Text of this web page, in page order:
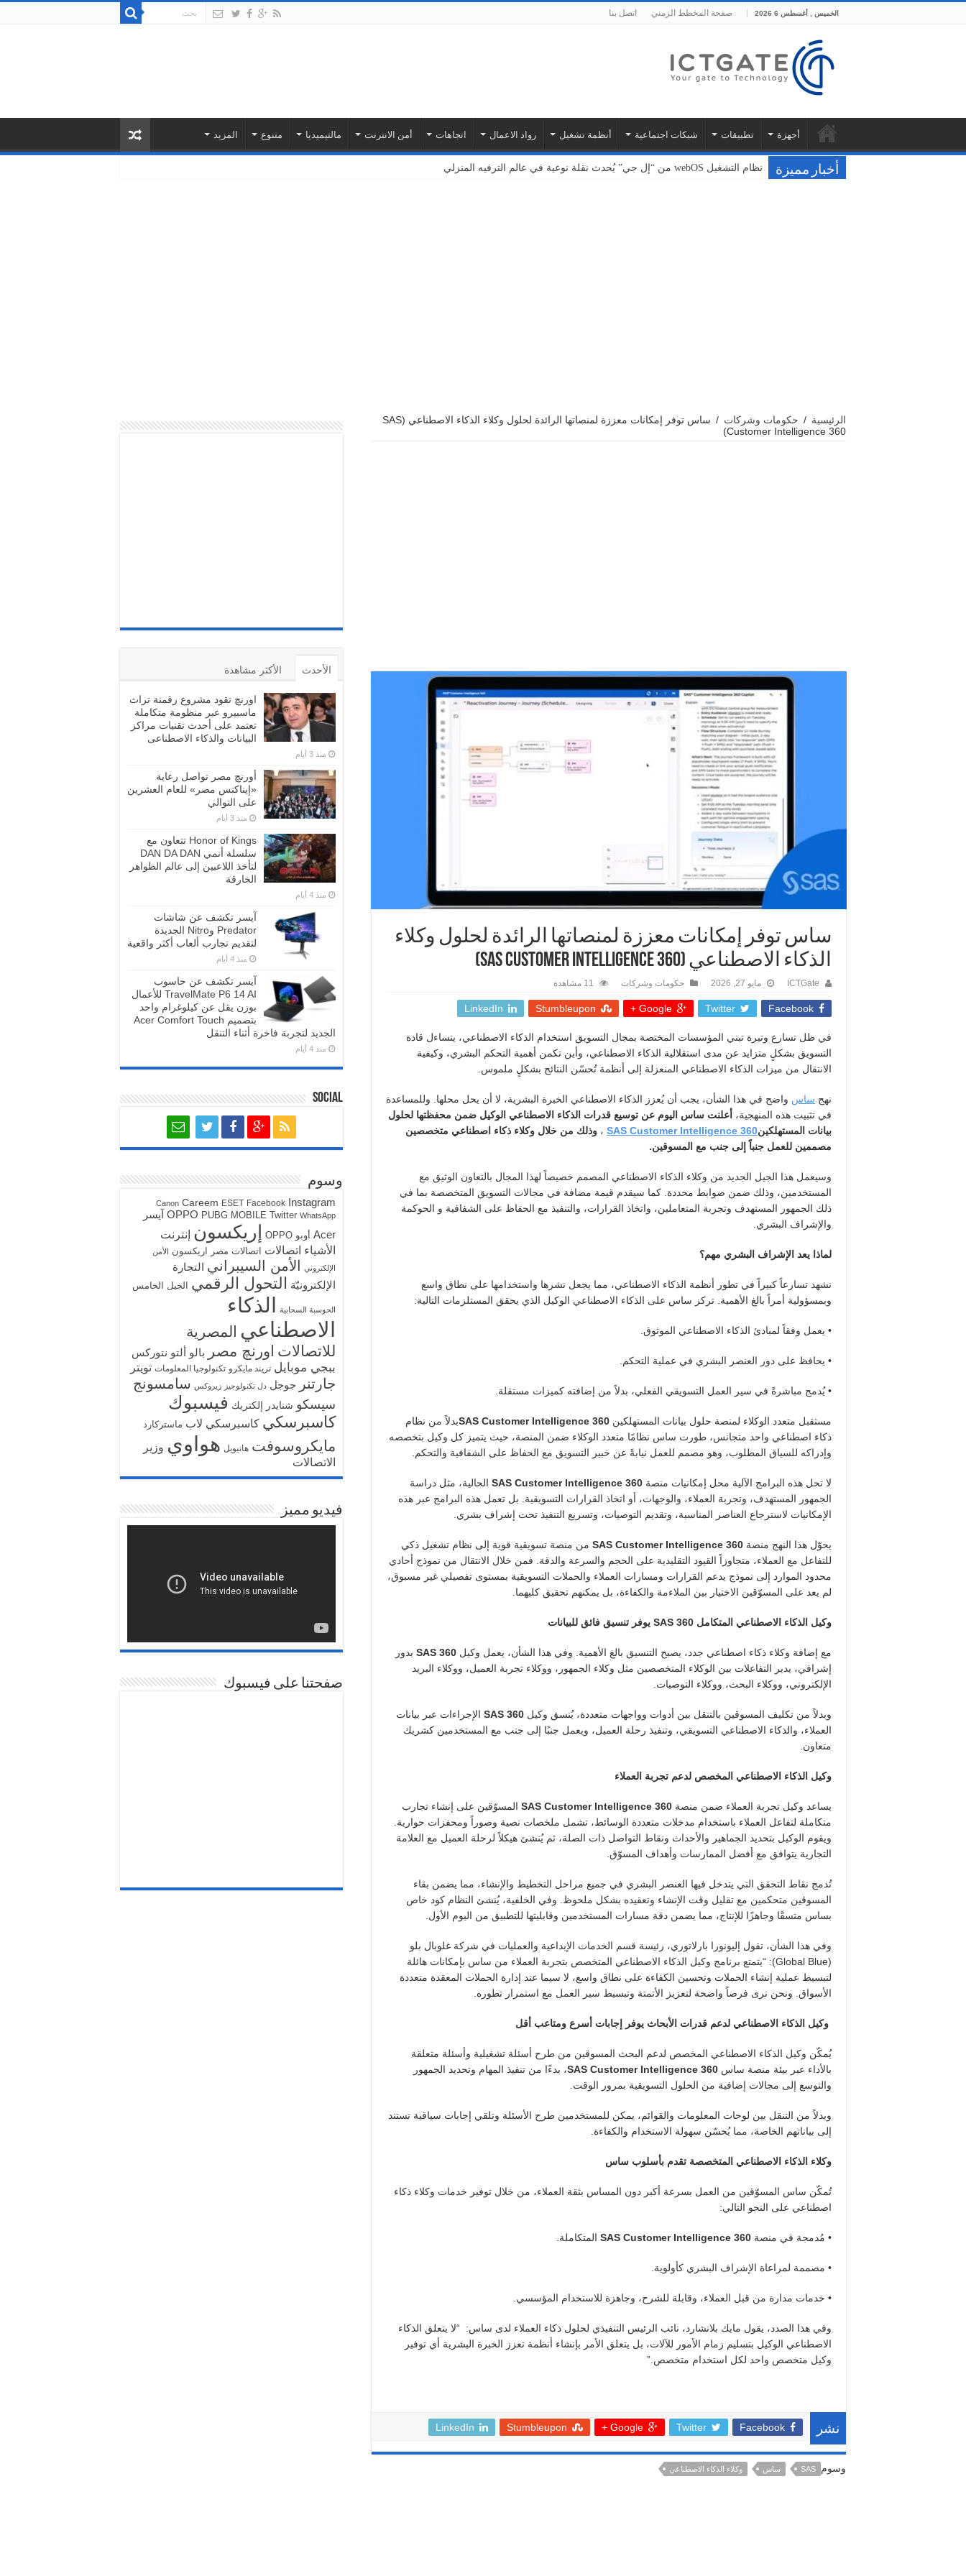
الخميس , أغسطس 6 2026 صفحة المخطط الزمني اتصل بنا
أجهزة تطبيقات شبكات اجتماعية أنظمة تشغيل رواد الاعمال اتجاهات أمن الانترنت مالتيميديا متنوع المزيد
أخبار مميزة نظام التشغيل webOS من “إل جي” يُحدث نقلة نوعية في عالم الترفيه المنزلي
الرئيسية / حكومات وشركات /
ساس توفر إمكانات معززة لمنصاتها الرائدة لحلول وكلاء الذكاء الاصطناعي (SAS
Customer Intelligence 360)
ساس توفر إمكانات معززة لمنصاتها الرائدة لحلول وكلاء
الذكاء الاصطناعي (SAS Customer Intelligence 360)
ICTGate مايو 27, 2026 حكومات وشركات 11 مشاهدة
Facebook
Twitter
Google +
Stumbleupon
LinkedIn
في ظل تسارع وتيرة تبني المؤسسات المختصة بمجال التسويق استخدام الذكاء الاصطناعي، يتساءل قادة
التسويق بشكلٍ متزايد عن مدى استقلالية الذكاء الاصطناعي، وأين تكمن أهمية التحكم البشري، وكيفية
الانتقال من ميزات الذكاء الاصطناعي المنعزلة إلى أنظمة تُحسّن النتائج بشكلٍ ملموس.
نهج ساس واضح في هذا الشأن، يجب أن يُعزز الذكاء الاصطناعي الخبرة البشرية، لا أن يحل محلها. وللمساعدة
في تثبيت هذه المنهجية، أعلنت ساس اليوم عن توسيع قدرات الذكاء الاصطناعي الوكيل ضمن محفظتها لحلول
بيانات المستهلكينSAS Customer Intelligence 360 ، وذلك من خلال وكلاء ذكاء اصطناعي متخصصين
مصممين للعمل جنباً إلى جنب مع المسوقين.
وسيعمل هذا الجيل الجديد من وكلاء الذكاء الاصطناعي المصمم خصيصاً لهذا المجال بالتعاون الوثيق مع
المستخدمين، وذلك ضمن ضوابط محددة. كما سيقدم قيمة مضافة في مجالات التسويق المتخصصة بما في
ذلك الجمهور المستهدف وتجربة المتعاملين، واتخاذ القرارات، والتنفيذ مع الحفاظ على الشفافية و الحوكمة
والإشراف البشري.
لماذا يعد الإشراف البشري مهم؟
نشهد تسارعاً كبيراً في تطور أنظمة الذكاء الاصطناعي، مما يجعل نشرها واستخدامها على نطاق واسع
وبمسؤولية أمراً بالغ الأهمية. تركز ساس على الذكاء الاصطناعي الوكيل الذي يحقق المستلزمات التالية:
• يعمل وفقاً لمبادئ الذكاء الاصطناعي الموثوق.
• يحافظ على دور العنصر البشري في عملية التحكم.
• يُدمج مباشرةً في سير العمل التسويقي الفعلي، بدلاً من إضافته كميزات مستقلة.
مستقبل متعدد الوكلاء لمنصة حلول بيانات المستهلكين SAS Customer Intelligence 360بدلاً من نظام
ذكاء اصطناعي واحد متجانس، طورت ساس نظامًا متعدد الوكلاء ضمن المنصة، حيث يتميز كل وكيل بتخصصه
وإدراكه للسياق المطلوب، وهو مصمم للعمل نيابةً عن خبير التسويق مع الحفاظ على الشفافية والتحكم.
لا تحل هذه البرامج الآلية محل إمكانيات منصة SAS Customer Intelligence 360 ​​الحالية، مثل دراسة
الجمهور المستهدف، وتجربة العملاء، والوجهات، أو اتخاذ القرارات التسويقية. بل تعمل هذه البرامج عبر هذه
الإمكانيات لاسترجاع العناصر المناسبة، وتقديم التوصيات، وتسريع التنفيذ تحت إشراف بشري.
يحوّل هذا النهج منصة SAS Customer Intelligence 360 ​​من منصة تسويقية قوية إلى نظام تشغيل ذكي
للتفاعل مع العملاء، متجاوزاً القيود التقليدية على الحجم والسرعة والدقة. فمن خلال الانتقال من نموذج أحادي
محدود الموارد إلى نموذج يدعم القرارات ومسارات العملاء والحملات التسويقية بمستوى تفصيلي غير مسبوق،
لم يعد على المسوّقين الاختيار بين الملاءمة والكفاءة، بل يمكنهم تحقيق كليهما.
وكيل الذكاء الاصطناعي المتكامل SAS 360 يوفر تنسيق فائق للبيانات
مع إضافة وكلاء ذكاء اصطناعي جدد، يصبح التنسيق بالغ الأهمية. وفي هذا الشأن، يعمل وكيل SAS 360 بدور
إشرافي، يدير التفاعلات بين الوكلاء المتخصصين مثل وكلاء الجمهور، ووكلاء تجربة العميل، ووكلاء البريد
الإلكتروني، ووكلاء البحث، ووكلاء التوصيات.
وبدلاً من تكليف المسوقين بالتنقل بين أدوات وواجهات متعددة، يُنسق وكيل SAS 360 الإجراءات عبر بيانات
العملاء، والذكاء الاصطناعي التسويقي، وتنفيذ رحلة العميل، ويعمل جنبًا إلى جنب مع المستخدمين كشريك
متعاون.
وكيل الذكاء الاصطناعي المخصص لدعم تجربة العملاء
يساعد وكيل تجربة العملاء ضمن منصة SAS Customer Intelligence 360 ​​المسوّقين على إنشاء تجارب
متكاملة لتفاعل العملاء باستخدام مدخلات متعددة الوسائط، تشمل ملخصات نصية وصوراً ومحفزات حوارية.
ويقوم الوكيل بتحديد الجماهير والأحداث ونقاط التواصل ذات الصلة، ثم يُنشئ هيكلاً لرحلة العميل مع العلامة
التجارية يتوافق مع أفضل الممارسات وأهداف المسوّق.
تُدمج نقاط التحقق التي يتدخل فيها العنصر البشري في جميع مراحل التخطيط والإنشاء، مما يضمن بقاء
المسوقين متحكمين مع تقليل وقت الإنشاء وتعقيده بشكل ملحوظ. وفي الخلفية، يُنشئ النظام كود خاص
بساس متسقًا وجاهزًا للإنتاج، مما يضمن دقة مسارات المستخدمين وقابليتها للتطبيق من اليوم الأول.
وفي هذا الشأن، تقول إليونورا بارلاتوري، رئيسة قسم الخدمات الإبداعية والعمليات في شركة غلوبال بلو
(Global Blue): “يتمتع برنامج وكيل الذكاء الاصطناعي المتخصص بتجربة العملاء من ساس بإمكانات هائلة
لتبسيط عملية إنشاء الحملات وتحسين الكفاءة على نطاق واسع، لا سيما عند إدارة الحملات المعقدة متعددة
الأسواق. ونحن نرى فرصاً واضحة لتعزيز الأتمتة وتبسيط سير العمل مع استمرار تطوره.
وكيل الذكاء الاصطناعي لدعم قدرات الأبحاث يوفر إجابات أسرع ومتاعب أقل
يُمكّن وكيل الذكاء الاصطناعي المخصص لدعم البحث المسوقين من طرح أسئلة تشغيلية وأسئلة متعلقة
بالأداء عبر بيئة منصة ساس SAS Customer Intelligence 360، بدءًا من تنفيذ المهام وتحديد الجمهور
والتوسع إلى مجالات إضافية من الحلول التسويقية بمرور الوقت.
وبدلاً من التنقل بين لوحات المعلومات والقوائم، يمكن للمستخدمين طرح الأسئلة وتلقي إجابات سياقية تستند
إلى بياناتهم الخاصة، مما يُحسّن سهولة الاستخدام والكفاءة.
وكلاء الذكاء الاصطناعي المتخصصة تقدم بأسلوب ساس
تُمكّن ساس المسوّقين من العمل بسرعة أكبر دون المساس بثقة العملاء، من خلال توفير خدمات وكلاء ذكاء
اصطناعي على النحو التالي:
• مُدمجة في منصة SAS Customer Intelligence 360 المتكاملة.
• مصممة لمراعاة الإشراف البشري كأولوية.
• خدمات مدارة من قبل العملاء، وقابلة للشرح، وجاهزة للاستخدام المؤسسي.
وفي هذا الصدد، يقول مايك بلانشارد، نائب الرئيس التنفيذي لحلول ذكاء العملاء لدى ساس: “لا يتعلق الذكاء
الاصطناعي الوكيل بتسليم زمام الأمور للآلات، بل يتعلق الأمر بإنشاء أنظمة تعزز الخبرة البشرية أي توفير
وكيل متخصص واحد لكل استخدام متخصص.”
نشر Facebook
Twitter
Google +
Stumbleupon
LinkedIn
وسوم SAS ساس وكلاء الذكاء الاصطناعي
الأحدث الأكثر مشاهدة
اورنچ تقود مشروع رقمنة تراث
ماسبيرو عبر منظومة متكاملة
تعتمد على أحدث تقنيات مراكز
البيانات والذكاء الاصطناعى
منذ 3 أيام
أورنچ مصر تواصل رعاية
«إيناكتس مصر» للعام العشرين
على التوالي
منذ 3 أيام
Honor of Kings تتعاون مع
سلسلة أنمي DAN DA DAN
لتأخذ اللاعبين إلى عالم الظواهر
الخارقة
منذ 4 أيام
آيسر تكشف عن شاشات
Predator وNitro الجديدة
لتقديم تجارب ألعاب أكثر واقعية
منذ 4 أيام
آيسر تكشف عن حاسوب
TravelMate P6 14 AI للأعمال
بوزن يقل عن كيلوغرام واحد
بتصميم Acer Comfort Touch
الجديد لتجربة فاخرة أثناء التنقل
منذ 4 أيام
Social
وسوم
Canon Careem ESET Facebook Instagram
OPPO PUBG MOBILE Twitter WhatsApp
آيسر
Acer أوبو OPPO إريكسون إنترنت
الأشياء اتصالات اتصالات مصر اريكسون الأمن
الإلكتروني الأمن السيبراني التجارة
الإلكترونيّة التحول الرقمي الجيل الخامس
الحوسبة السحابية الذكاء
الاصطناعي المصرية
للاتصالات اورنچ مصر بالو ألتو نتوركس
ببجي موبايل تريند مايكرو تكنولوجيا المعلومات تويتر
جارتنر جوجل دل تكنولوجيز زيروكس سامسونج
سيسكو شنايدر إلكتريك فيسبوك
كاسبرسكي كاسبرسكي لاب ماستركارد
مايكروسوفت هانيويل هواوي وزير
الاتصالات
فيديو مميز
صفحتنا على فيسبوك